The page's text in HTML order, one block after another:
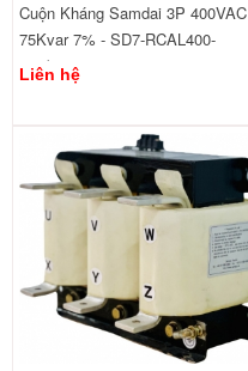
Cuộn Kháng Samdai 3P 400VAC
75Kvar 7% - SD7-RCAL400-
440/75
Liên hệ